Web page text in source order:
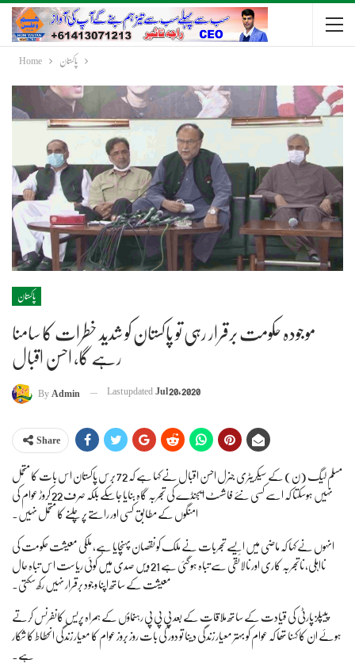
Home پاکستان
پاکستان
موجودہ حکومت برقرار رہی تو پاکستان کو شدید خطرات کا سامنا
رہے گا، احسن اقبال
ByAdmin Last updatedJul 20, 2020
Share
مسلم لیگ (ن) کے سیکریٹری جنرل احسن اقبال نے کہا ہے کہ 72 برس پاکستان اس بات کا متحمل
نہیں ہوسکتا کہ اسے کسی نئے فاشسٹ ایجنڈے کی تجربہ گاہ بنایا جاسکے بلکہ صرف 22 کروڑ عوام کی
امنگوں کے مطابق کسی اور راستے پر چلنے کا متحمل نہیں۔
انہوں نے کہا کہ ماضی میں ایسے تجربات نے ملک کو نقصان پہنچایا ہے، ملکی معیشت حکومت کی
نااہلی، ناتجربہ کاری اور نالائقی سے تباہ ہوگئی ہے 21 ویں صدی میں کوئی ریاست اس تباہ حال
معیشت کے ساتھ اپنا وجود برقرار نہیں رکھ سکتی۔
پیپلز پارٹی کی قیادت کے ساتھ ملاقات کے بعد پی پی پی رہنماؤں کے ہمراہ پریس کانفرنس کرتے
ہوئے ان کا کہنا تھا کہ عوام کو بہتر معیار زندگی دینا تو دور کی بات روز بروز عوام کا معیار زندگی انحطاط کا شکار
ہے۔